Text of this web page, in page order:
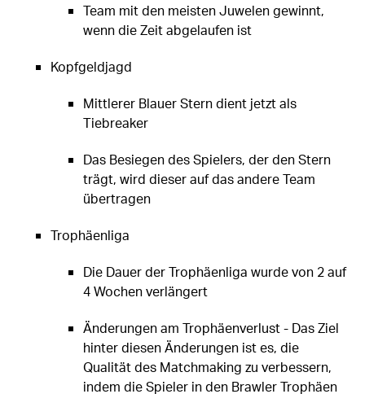
Team mit den meisten Juwelen gewinnt,
wenn die Zeit abgelaufen ist
Kopfgeldjagd
Mittlerer Blauer Stern dient jetzt als
Tiebreaker
Das Besiegen des Spielers, der den Stern
trägt, wird dieser auf das andere Team
übertragen
Trophäenliga
Die Dauer der Trophäenliga wurde von 2 auf
4 Wochen verlängert
Änderungen am Trophäenverlust - Das Ziel
hinter diesen Änderungen ist es, die
Qualität des Matchmaking zu verbessern,
indem die Spieler in den Brawler Trophäen